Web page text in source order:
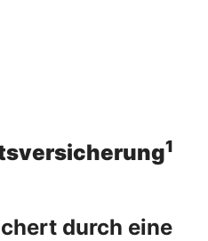
1
durch eine